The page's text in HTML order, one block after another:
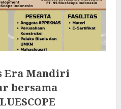
Era Mandiri
bersama